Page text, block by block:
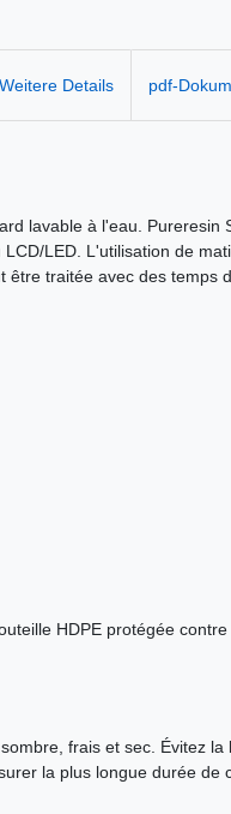
Weitere Details pdf-
lavable à l'eau. Pureresin
LED. L'utilisation de
traitée avec des temps
HDPE protégée
frais et sec. Évitez
la plus longue durée de